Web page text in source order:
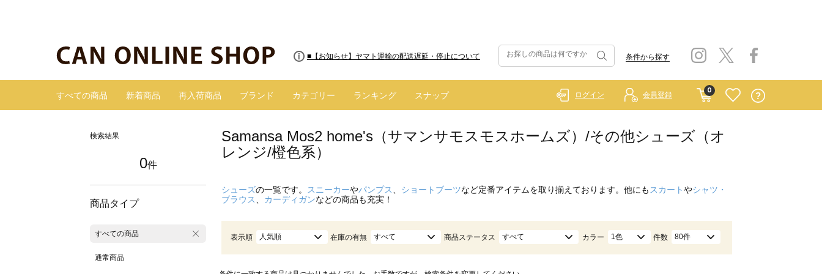
■8/13(木)AM2:00～サイトメンテナンス実施のお知らせ
■【お知らせ】ヤマト運輸の配送遅延・停止について 条件から探す
すべての商品 新着商品 再入荷商品 ブランド カテゴリー ランキング スナップ
0
ログイン 会員登録
検索結果
0件
商品タイプ
すべての商品
通常商品
Samansa Mos2 home's（サマンサモスモスホームズ）/その他シューズ（オ
レンジ/橙色系）
シューズの一覧です。 スニーカーやパンプス ショートブーツなど定番アイテムを取り揃えております。他にも スカートやシャツ・
ブラウス
カーディガンなどの商品も充実！
表示順 人気順 在庫の有無 すべて 商品ステータス すべて カラー 1色 件数 80件